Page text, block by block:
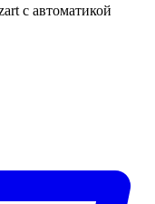
с автоматикой